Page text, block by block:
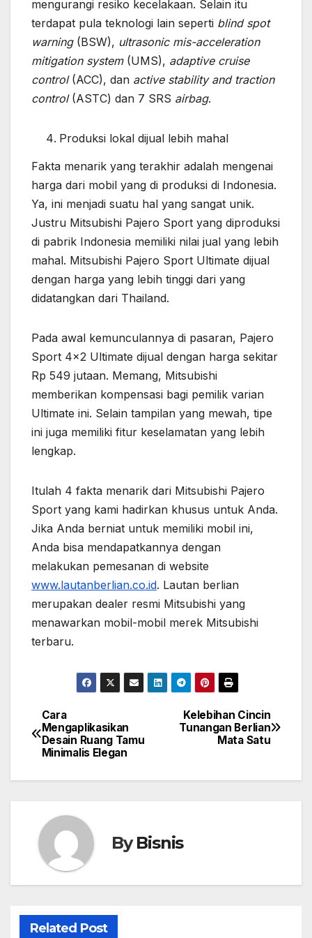
mengurangi resiko kecelakaan. Selain itu
terdapat pula teknologi lain seperti blind spot
warning(BSW), ultrasonic mis-acceleration
mitigation system (UMS), adaptive cruise
control (ACC), dan active stability and traction
control(ASTC) dan 7 SRS airbag.
Produksi lokal dijual lebih mahal
Fakta menarik yang terakhir adalah mengenai
harga dari mobil yang di produksi di Indonesia.
Ya, ini menjadi suatu hal yang sangat unik.
Justru Mitsubishi Pajero Sport yang diproduksi
di pabrik Indonesia memiliki nilai jual yang lebih
mahal. Mitsubishi Pajero Sport Ultimate dijual
dengan harga yang lebih tinggi dari yang
didatangkan dari Thailand.
Pada awal kemunculannya di pasaran, Pajero
Sport 4×2 Ultimate dijual dengan harga sekitar
Rp 549 jutaan. Memang, Mitsubishi
memberikan kompensasi bagi pemilik varian
Ultimate ini. Selain tampilan yang mewah, tipe
ini juga memiliki fitur keselamatan yang lebih
lengkap.
Itulah 4 fakta menarik dari Mitsubishi Pajero
Sport yang kami hadirkan khusus untuk Anda.
Jika Anda berniat untuk memiliki mobil ini,
Anda bisa mendapatkannya dengan
melakukan pemesanan di website
www.lautanberlian.co.id. Lautan berlian
merupakan dealer resmi Mitsubishi yang
menawarkan mobil-mobil merek Mitsubishi
terbaru.
Post
navigation
Kelebihan Cincin
Tunangan Berlian
Mata Satu
Cara
Mengaplikasikan
Desain Ruang Tamu
Minimalis Elegan
ByBisnis
Related Post